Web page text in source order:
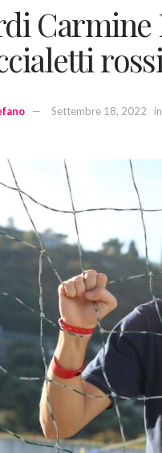
Carmine
Settembre 18, 2022 in